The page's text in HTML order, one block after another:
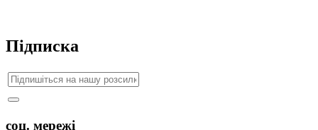
Підписка
соц. мережі